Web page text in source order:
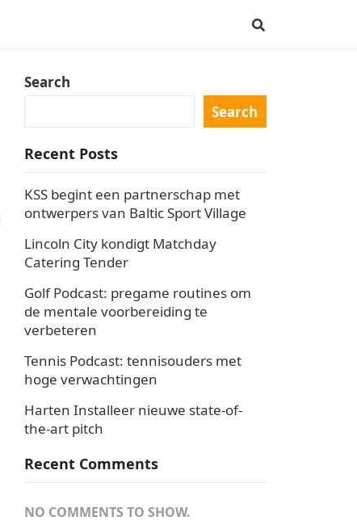
Search
Search
Recent Posts
KSS begint een partnerschap met
ontwerpers van Baltic Sport Village
Lincoln City kondigt Matchday
Catering Tender
Golf Podcast: pregame routines om
de mentale voorbereiding te
verbeteren
Tennis Podcast: tennisouders met
hoge verwachtingen
Harten Installeer nieuwe state-of-
the-art pitch
Recent Comments
NO COMMENTS TO SHOW.